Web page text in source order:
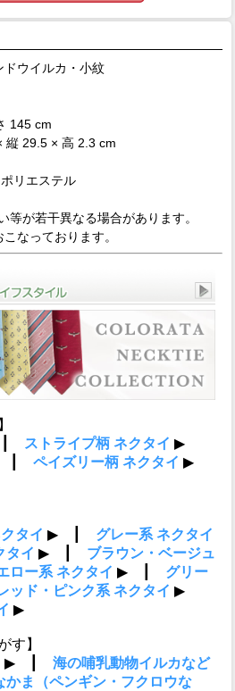
ウイルカ・小紋
145 cm
縦 29.5 × 高 2.3 cm
リエステル
が若干異なる場合があります。
なっております。